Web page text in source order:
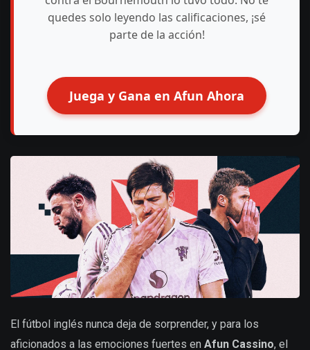
quedes solo leyendo las calificaciones, ¡sé
parte de la acción!
Juega y Gana en Afun Ahora
El fútbol inglés nunca deja de sorprender, y para los
aficionados a las emociones fuertes en Afun Cassino, el